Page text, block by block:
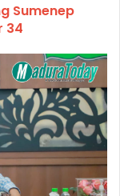
Sumenep
34